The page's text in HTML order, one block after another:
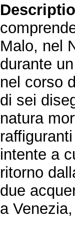
Malo, nel
durante
nel corso
di sei
natura
intente a
ritorno
due
a